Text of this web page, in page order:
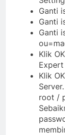
Ganti
Ganti
Ganti
Klik
Expert
Klik
root /